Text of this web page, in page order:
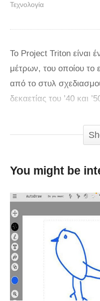
από τη LEGO!
Τεχνολογία
Το Project Triton είναι
μέτρων, του οποίου το
από το στυλ
δεκαετίας του ’40 και
You might be